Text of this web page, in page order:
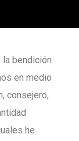
bendición
en medio
consejero,
he